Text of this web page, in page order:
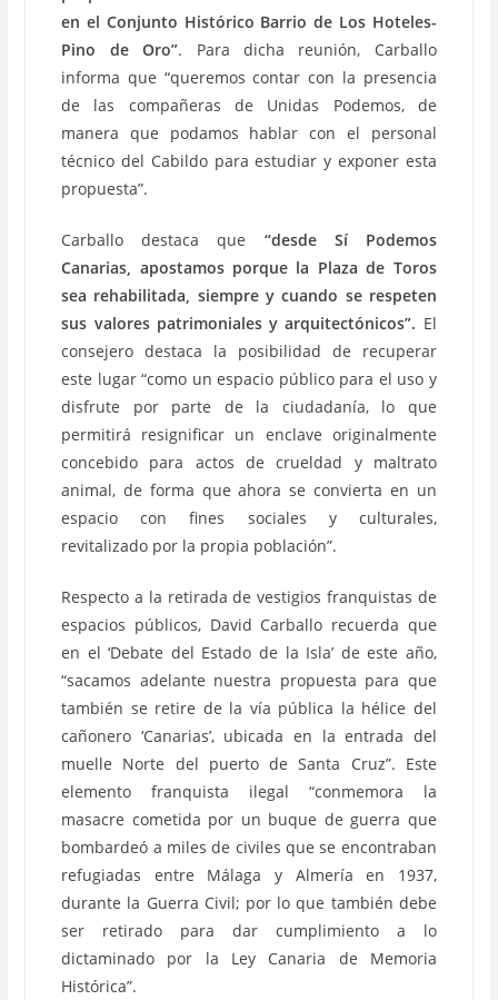
en el Conjunto Histórico Barrio de Los Hoteles-
Pino de Oro”. Para dicha reunión, Carballo
informa que “queremos contar con la presencia
de las compañeras de Unidas Podemos, de
manera que podamos hablar con el personal
técnico del Cabildo para estudiar y exponer esta
propuesta”.
Carballo destaca que “desde Sí Podemos
Canarias, apostamos porque la Plaza de Toros
sea rehabilitada, siempre y cuando se respeten
sus valores patrimoniales y arquitectónicos”. El
consejero destaca la posibilidad de recuperar
este lugar “como un espacio público para el uso y
disfrute por parte de la ciudadanía, lo que
permitirá resignificar un enclave originalmente
concebido para actos de crueldad y maltrato
animal, de forma que ahora se convierta en un
espacio con fines sociales y culturales,
revitalizado por la propia población”.
Respecto a la retirada de vestigios franquistas de
espacios públicos, David Carballo recuerda que
en el ‘Debate del Estado de la Isla’ de este año,
“sacamos adelante nuestra propuesta para que
también se retire de la vía pública la hélice del
cañonero ‘Canarias’, ubicada en la entrada del
muelle Norte del puerto de Santa Cruz”. Este
elemento franquista ilegal “conmemora la
masacre cometida por un buque de guerra que
bombardeó a miles de civiles que se encontraban
refugiadas entre Málaga y Almería en 1937,
durante la Guerra Civil; por lo que también debe
ser retirado para dar cumplimiento a lo
dictaminado por la Ley Canaria de Memoria
Histórica”.